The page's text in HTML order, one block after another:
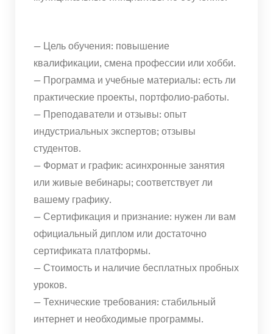
— Цель обучения: повышение
квалификации, смена профессии или хобби.
— Программа и учебные материалы: есть ли
практические проекты, портфолио‑работы.
— Преподаватели и отзывы: опыт
индустриальных экспертов; отзывы
студентов.
— Формат и график: асинхронные занятия
или живые вебинары; соответствует ли
вашему графику.
— Сертификация и признание: нужен ли вам
официальный диплом или достаточно
сертификата платформы.
— Стоимость и наличие бесплатных пробных
уроков.
— Технические требования: стабильный
интернет и необходимые программы.